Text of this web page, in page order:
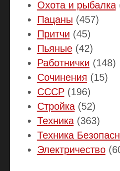
Охота и рыбалка
Пацаны (457)
Притчи (45)
Пьяные(42)
Работнички (148)
Сочинения (15)
СССР(196)
Стройка(52)
Техника(363)
Техника
Электричество